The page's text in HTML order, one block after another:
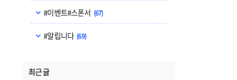
#이벤트#스폰서 (67)
#알립니다 (69)
최근 글